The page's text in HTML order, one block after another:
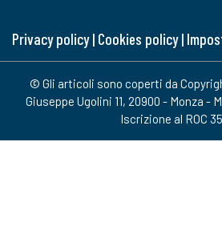
Privacy policy| Cookies policy|
© Gli articoli sono coperti da
Giuseppe Ugolini 11, 20900 - Monza -
Iscrizione al ROC